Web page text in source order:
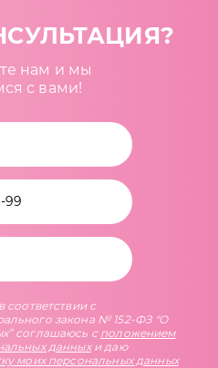
нам и мы
с вами!
соответствии с
закона № 152-ФЗ "О
соглашаюсь с положением
данныхи даю
моих персональных данных